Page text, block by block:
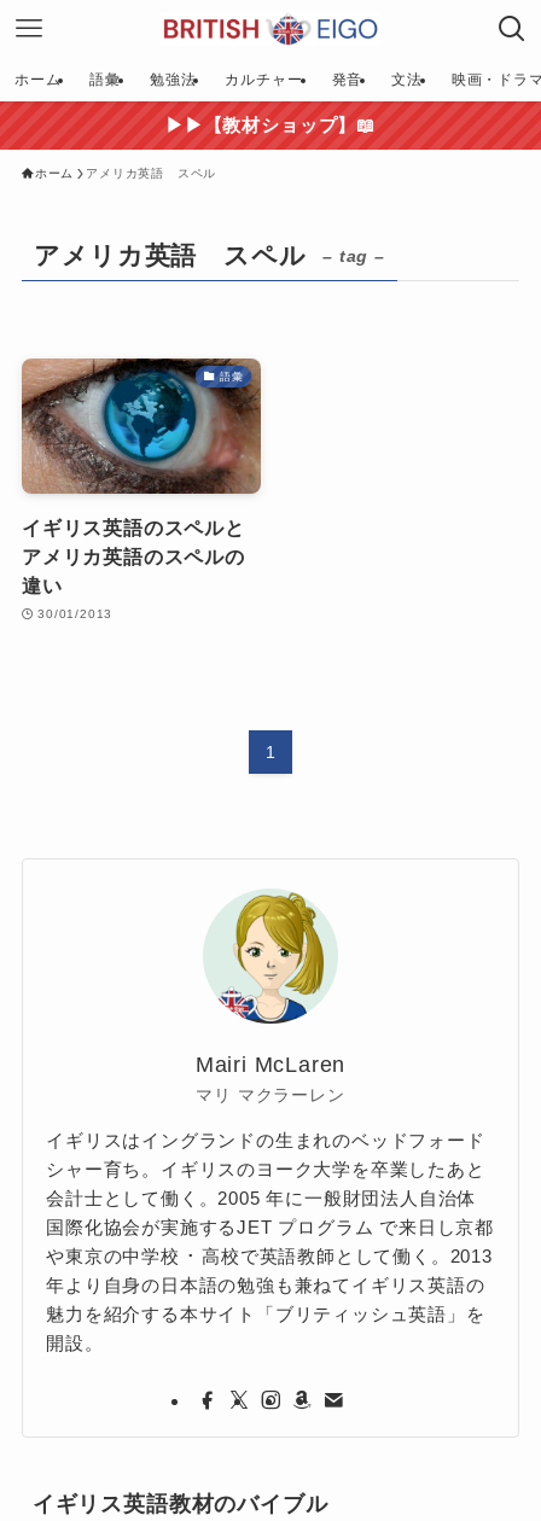
ホーム 語彙 勉強法 カルチャー 発音 文法 映画・ドラ
▶▶【教材ショップ】📖
ホーム アメリカ英語 スペル
アメリカ英語 スペル – tag –
語彙
イギリス英語のスペルと
アメリカ英語のスペルの
違い
30/01/2013
1
Mairi McLaren
マリ マクラーレン
イギリスはイングランドの生まれのベッドフォード
シャー育ち。イギリスのヨーク大学を卒業したあと
会計士として働く。2005 年に一般財団法人自治体
国際化協会が実施するJET プログラム で来日し京都
や東京の中学校 ･ 高校で英語教師として働く。2013
年より自身の日本語の勉強も兼ねてイギリス英語の
魅力を紹介する本サイト「ブリティッシュ英語」を
開設。
イギリス英語教材のバイブル